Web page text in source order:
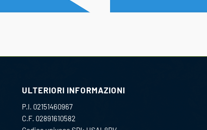
ULTERIORI INFORMAZIONI
P.I. 02151460967
C.F. 02891610582